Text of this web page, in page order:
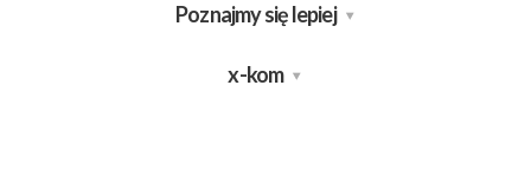
Poznajmy się lepiej
x-kom